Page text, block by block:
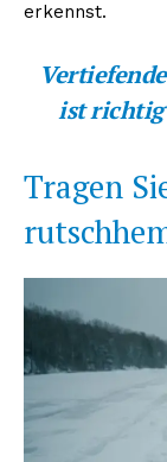
erkennst.
ist richtig
Tragen